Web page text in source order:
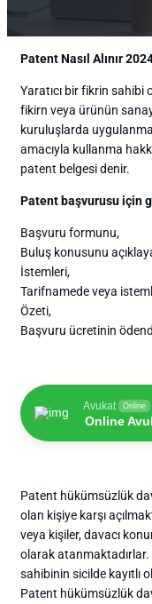
Patent Nasıl Alınır
Yaratıcı bir fikrin
fikirn veya ürünün
kuruluşlarda
amacıyla kullanma
patent belgesi denir.
Patent başvurusu için
Başvuru formunu,
Buluş konusunu
İstemleri,
Tarifnamede veya
Özeti,
Başvuru ücretinin
Avukat Online
Online
Patent hükümsüzlük
olan kişiye karşı
veya kişiler, davacı
olarak
sahibinin sicilde kayıtlı
Patent hükümsüzlük